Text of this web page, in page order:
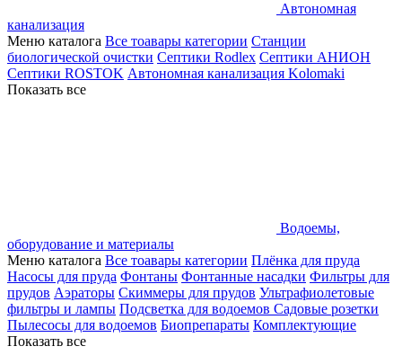
Автономная
канализация
Меню каталога Все тоавары категории Станции
биологической очистки Септики Rodlex Септики АНИОН
Септики ROSTOK Автономная канализация Kolomaki
Показать все
Водоемы,
оборудование и материалы
Меню каталога Все тоавары категории Плёнка для пруда
Насосы для пруда Фонтаны Фонтанные насадки Фильтры для
прудов Аэраторы Скиммеры для прудов Ультрафиолетовые
фильтры и лампы Подсветка для водоемов Садовые розетки
Пылесосы для водоемов Биопрепараты Комплектующие
Показать все